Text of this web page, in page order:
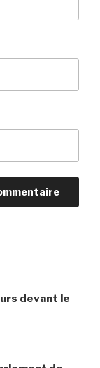
devant le